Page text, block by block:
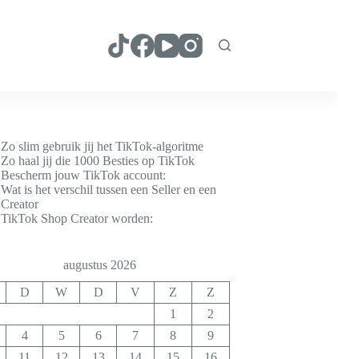
Zo slim gebruik jij het TikTok-algoritme
Zo haal jij die 1000 Besties op TikTok
Bescherm jouw TikTok account:
Wat is het verschil tussen een Seller en een
Creator
TikTok Shop Creator worden:
augustus 2026
D W D V Z
Z
1
2
4 5 6 7 8
9